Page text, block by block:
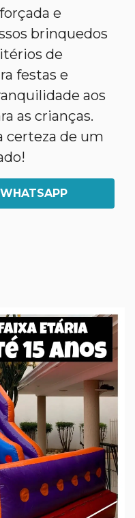
e
brinquedos
de
festas e
aos
as crianças.
certeza de um